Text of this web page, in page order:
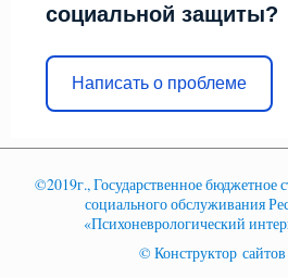
социальной защиты?
Написать о проблеме
©2019г., Государственное бюджетное
социального обслуживания
«Психоневрологический
© Конструктор сайтов